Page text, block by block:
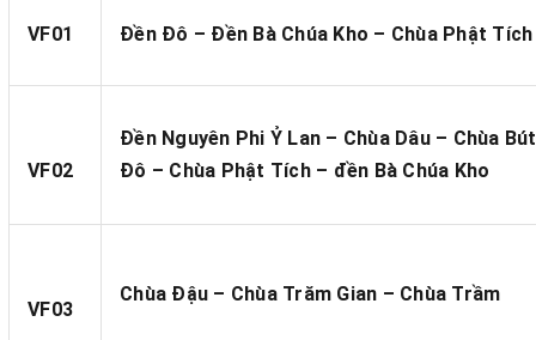
VF01 Đền Đô – Đền Bà Chúa Kho – Chùa Phật Tích
VF02
Đền Nguyên Phi Ỷ Lan – Chùa Dâu – Chùa
Đô – Chùa Phật Tích – đền Bà Chúa Kho
VF03
Chùa Đậu – Chùa Trăm Gian – Chùa Trầm